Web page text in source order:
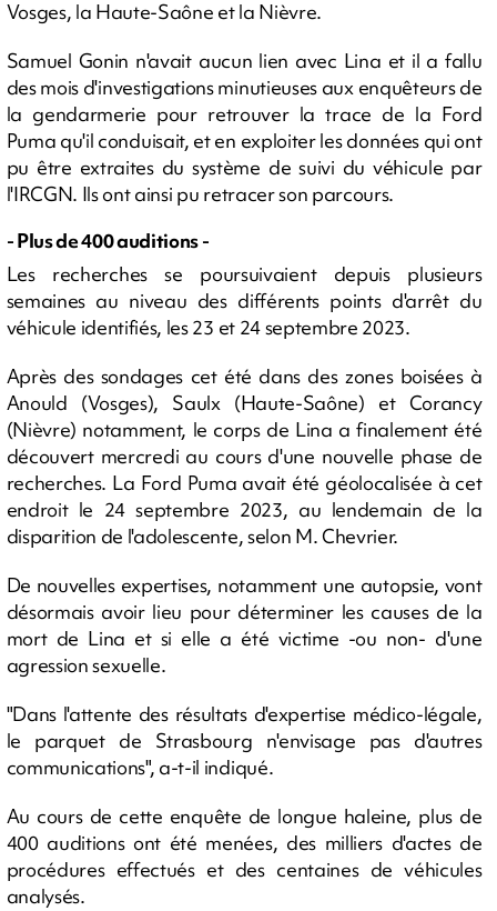
Vosges, la Haute-Saône et la Nièvre.
Samuel Gonin n'avait aucun lien avec Lina et il a fallu
des mois d'investigations minutieuses aux enquêteurs de
la gendarmerie pour retrouver la trace de la Ford
Puma qu'il conduisait, et en exploiter les données qui ont
pu être extraites du système de suivi du véhicule par
l'IRCGN. Ils ont ainsi pu retracer son parcours.
- Plus de 400 auditions -
Les recherches se poursuivaient depuis plusieurs
semaines au niveau des différents points d'arrêt du
véhicule identifiés, les 23 et 24 septembre 2023.
Après des sondages cet été dans des zones boisées à
Anould (Vosges), Saulx (Haute-Saône) et Corancy
(Nièvre) notamment, le corps de Lina a finalement été
découvert mercredi au cours d'une nouvelle phase de
recherches. La Ford Puma avait été géolocalisée à cet
endroit le 24 septembre 2023, au lendemain de la
disparition de l'adolescente, selon M. Chevrier.
De nouvelles expertises, notamment une autopsie, vont
désormais avoir lieu pour déterminer les causes de la
mort de Lina et si elle a été victime -ou non- d'une
agression sexuelle.
"Dans l'attente des résultats d'expertise médico-légale,
le parquet de Strasbourg n'envisage pas d'autres
communications", a-t-il indiqué.
Au cours de cette enquête de longue haleine, plus de
400 auditions ont été menées, des milliers d'actes de
procédures effectués et des centaines de véhicules
analysés.